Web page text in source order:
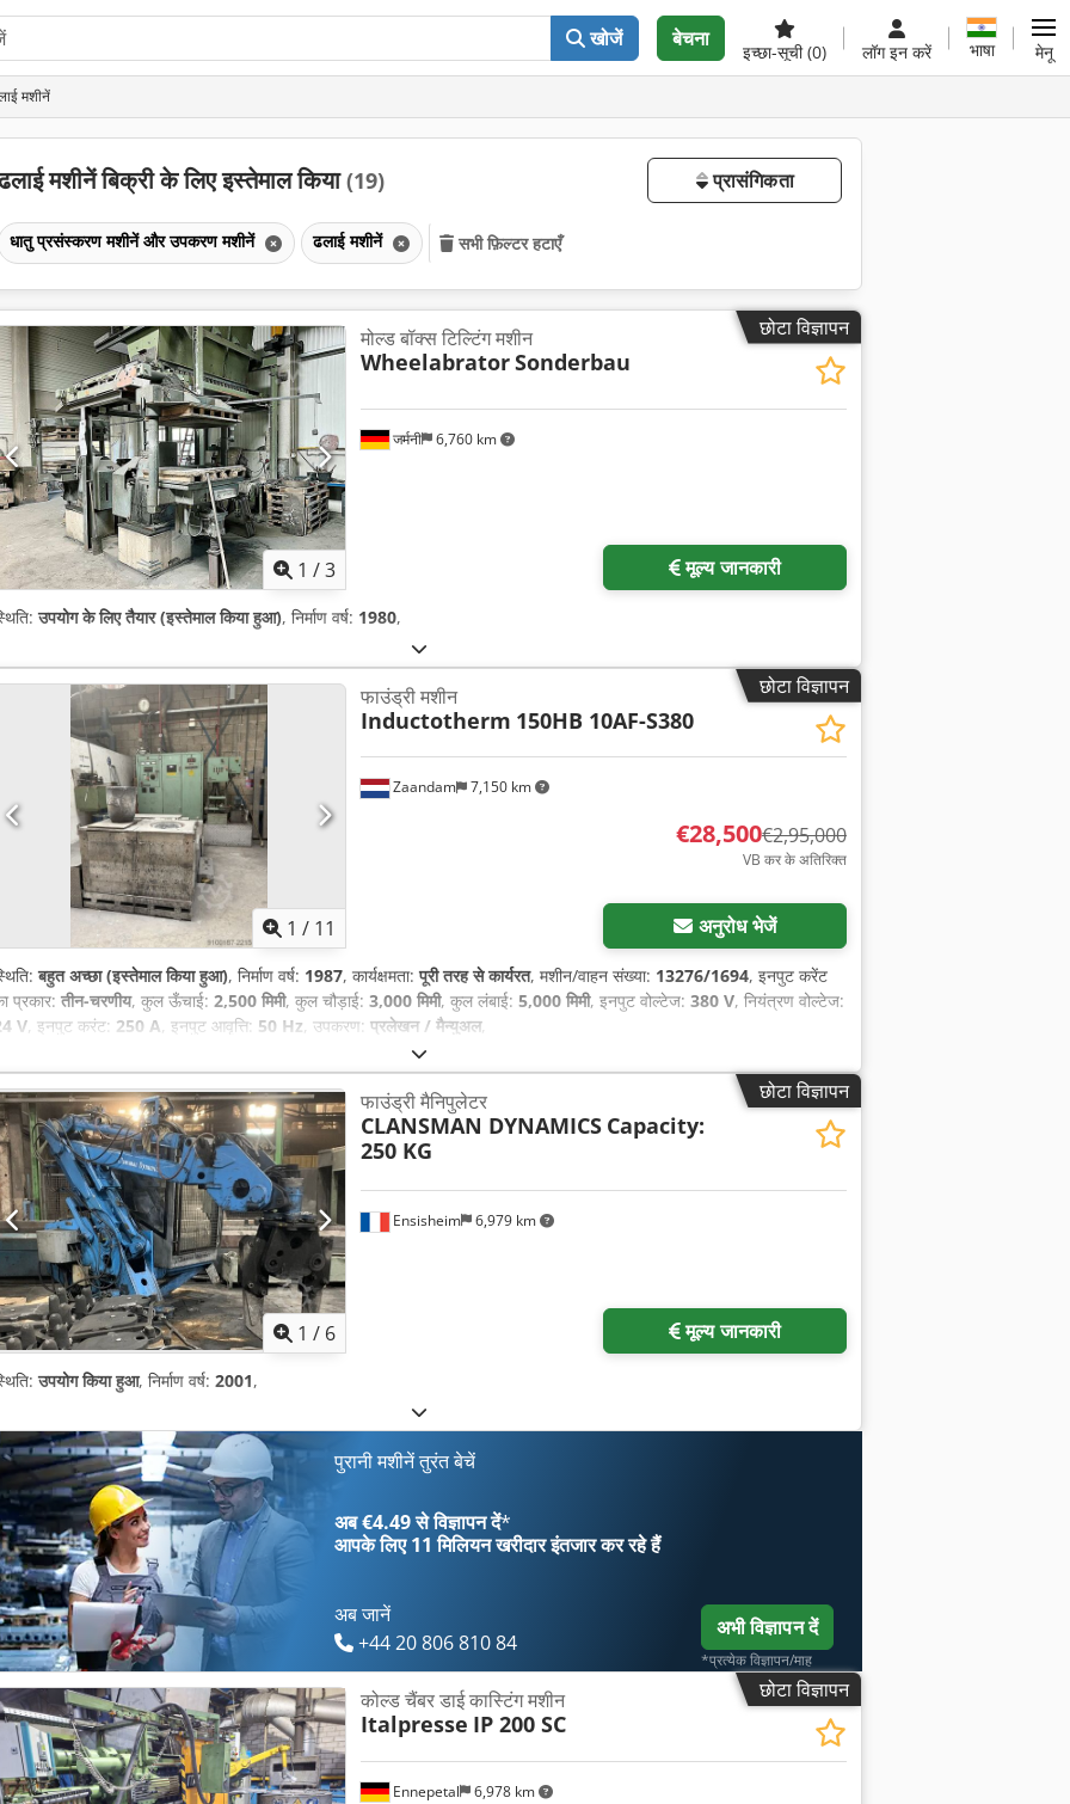
खोजें बेचना
इच्छा-सूची(0) लॉग इन करें भाषा मेनू
मशीनें
मशीनें बिक्री के लिए इस्तेमाल किया(19) प्रासंगिकता
धातु प्रसंस्करण मशीनें और उपकरण मशीनें ढलाई मशीनें सभी फ़िल्टर हटाएँ
छोटा विज्ञापन
1 /3
जर्मनी 6,760 km
मोल्ड बॉक्स टिल्टिंग मशीन
WheelabratorSonderbau
मूल्य जानकारी
उपयोग के लिए तैयार (इस्तेमाल किया हुआ), निर्माण वर्ष: 1980,
छोटा विज्ञापन
1 / 11
Zaandam 7,150 km
फाउंड्री मशीन
Inductotherm 150HB 10AF-S380
€28,500€2,95,000
VB कर के अतिरिक्त
अनुरोध भेजें
बहुत अच्छा (इस्तेमाल किया हुआ), निर्माण वर्ष: 1987, कार्यक्षमता:पूरी तरह से कार्यरत, मशीन/वाहन संख्या: 13276/1694, इनपुट करेंट
प्रकार: तीन-चरणीय, कुल ऊँचाई: 2,500 मिमी, कुल चौड़ाई: 3,000 मिमी, कुल लंबाई: 5,000 मिमी, इनपुट वोल्टेज: 380 V, नियंत्रण वोल्टेज:
V, इनपुट करंट: 250 A, इनपुट आवृत्ति: 50 Hz, उपकरण: प्रलेखन / मैन्युअल,
छोटा विज्ञापन
1 / 6
Ensisheim 6,979 km
फाउंड्री मैनिपुलेटर
CLANSMAN DYNAMICS Capacity:
250 KG
मूल्य जानकारी
उपयोग किया हुआ, निर्माण वर्ष: 2001,
पुरानी मशीनें तुरंत बेचें
अब €4.49 से विज्ञापन दें*
आपके लिए11 मिलियन खरीदारइंतजार कर रहे हैं
अब जानें
+44 20 806 810 84
अभी विज्ञापन दें
*प्रत्येक विज्ञापन/माह
छोटा विज्ञापन
Ennepetal 6,978 km
कोल्ड चैंबर डाई कास्टिंग मशीन
Italpresse IP 200 SC